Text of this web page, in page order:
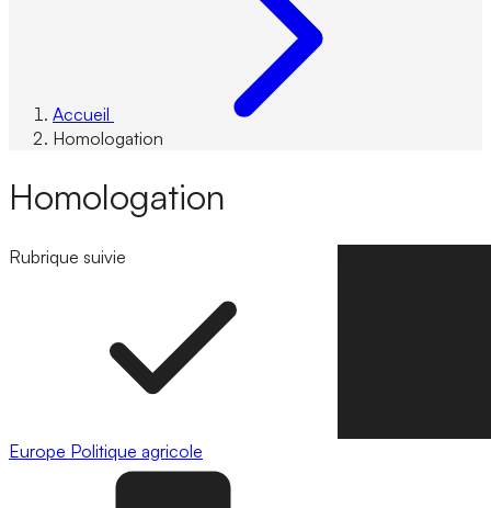
Accueil
Homologation
Homologation
Rubrique suivie
Europe Politique agricole